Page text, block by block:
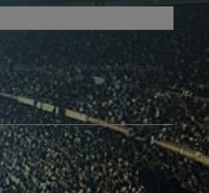
notificaciones por SMS de nuestra parte, pero